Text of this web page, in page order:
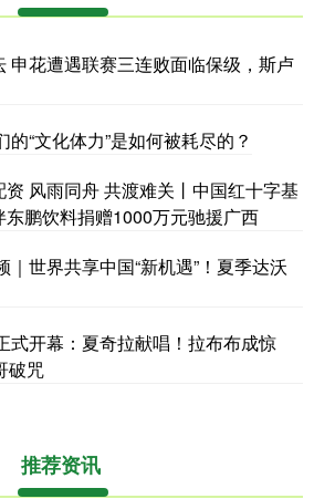
申花遭遇联赛三连败面临保级，斯卢
“文化体力”是如何被耗尽的？
风雨同舟 共渡难关丨中国红十字基
鹏饮料捐赠1000万元驰援广西
世界共享中国“新机遇”！夏季达沃
式开幕：夏奇拉献唱！拉布布成惊
破咒
推荐资讯